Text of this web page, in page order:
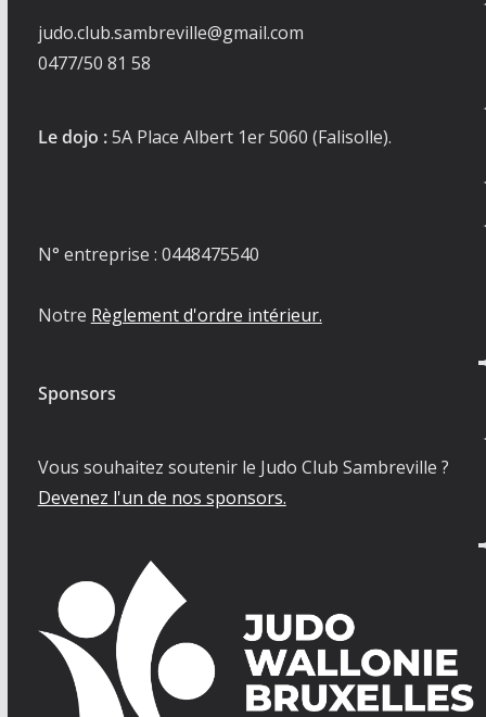
judo.club.sambreville@gmail.com
0477/50 81 58
Le dojo :5A Place Albert 1er 5060 (Falisolle).
N° entreprise : 0448475540
Notre Règlement d'ordre intérieur.
Sponsors
Vous souhaitez soutenir le Judo Club Sambreville ?
Devenez l'un de nos sponsors.